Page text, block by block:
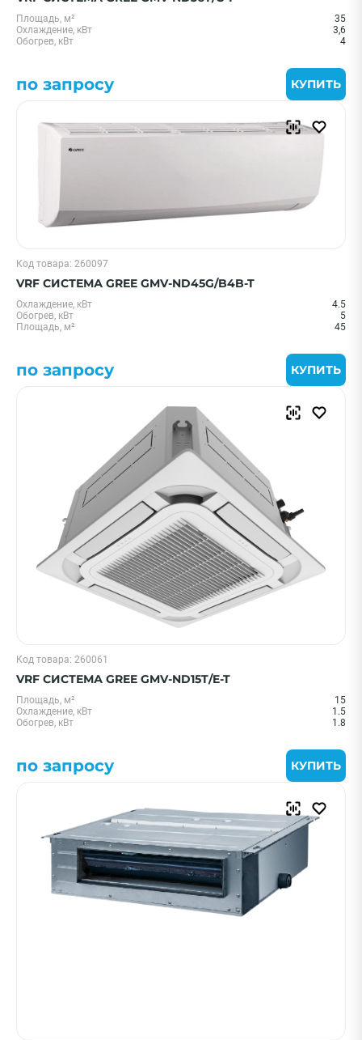
Площадь, м²
35
Охлаждение, кВт
3,6
Обогрев, кВт
4
по запросу КУПИТЬ
Код товара: 260097
VRF СИСТЕМА GREE GMV-ND45G/B4B-T
Охлаждение, кВт
4.5
Обогрев, кВт
5
Площадь, м²
45
по запросу КУПИТЬ
Код товара: 260061
VRF СИСТЕМА GREE GMV-ND15T/E-T
Площадь, м²
15
Охлаждение, кВт
1.5
Обогрев, кВт
1.8
по запросу КУПИТЬ